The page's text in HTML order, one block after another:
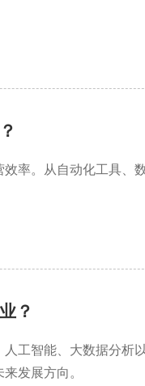
率。从自动化工具、
？
工智能、大数据分析
发展方向。